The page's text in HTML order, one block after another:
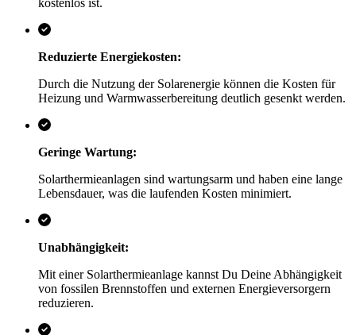
kostenlos ist.
Reduzierte Energiekosten:
Durch die Nutzung der Solarenergie können die Kosten für
Heizung und Warmwasserbereitung deutlich gesenkt werden.
Geringe Wartung:
Solarthermieanlagen sind wartungsarm und haben eine lange
Lebensdauer, was die laufenden Kosten minimiert.
Unabhängigkeit:
Mit einer Solarthermieanlage kannst Du Deine Abhängigkeit
von fossilen Brennstoffen und externen Energieversorgern
reduzieren.